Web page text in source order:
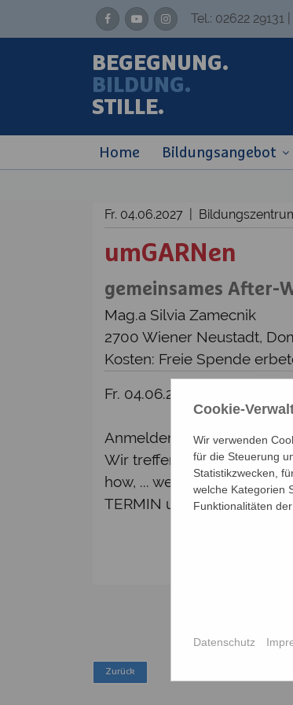
Tel.: 02622 29131
BEGEGNUNG.
BILDUNG.
STILLE.
Home Bildungsangebot
Fr. 04.06.2027 |
umGARNen
gemeinsames After-
Mag.a Silvia Zamecnik
2700 Wiener Neustadt,
Kosten: Freie Spende
Fr. 04.06.2027, 15:00 - 17:00
Anmelden bei
Wir treffen uns jeden 1.
how, ... werden von
TERMIN umGARNen:
Cookie-
Wir verwenden
für die Steuerung
Statistikzwecken,
welche Kategorien
Funktionalitäten
Datenschutz